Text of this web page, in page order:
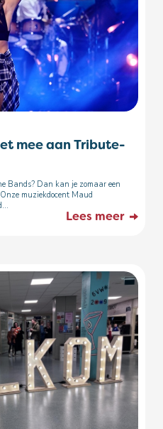
mee aan Tribute-
Bands? Dan kan je zomaar een
muziekdocent Maud
Lees meer